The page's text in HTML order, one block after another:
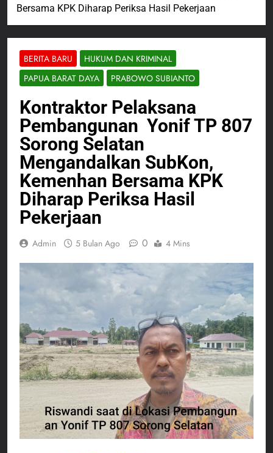
Bersama KPK Diharap Periksa Hasil Pekerjaan
BERITA BARU
HUKUM DAN KRIMINAL
PAPUA BARAT DAYA
PRABOWO SUBIANTO
Kontraktor Pelaksana
Pembangunan Yonif TP 807
Sorong Selatan
Mengandalkan SubKon,
Kemenhan Bersama KPK
Diharap Periksa Hasil
Pekerjaan
Admin 5 Bulan Ago 0 4 Mins